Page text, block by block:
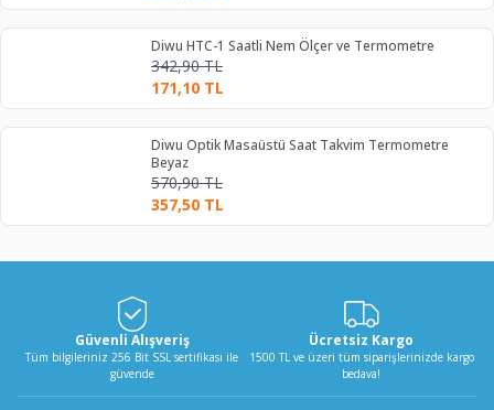
Diwu HTC-1 Saatli Nem Ölçer ve Termometre
342,90TL
171,10 TL
Diwu Optik Masaüstü Saat Takvim Termometre
Beyaz
570,90TL
357,50 TL
Güvenli Alışveriş
Tüm bilgileriniz 256 Bit SSL sertifikası ile
güvende
Ücretsiz Kargo
1500 TL ve üzeri tüm siparişlerinizde kargo
bedava!